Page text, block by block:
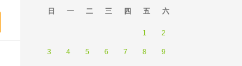
日 一 二 三 四 五 六
1 2
3 4 5 6 7 8 9